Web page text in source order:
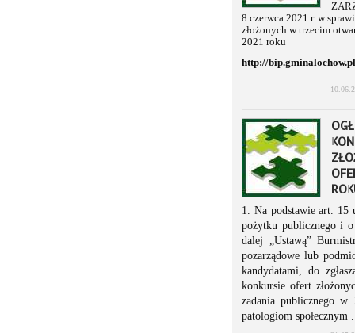
8 czerwca 2021 r. w
złożonych w trzecim
2021 roku
http://
1. Na podstawie art. 15
pożytku publicznego i
dalej „Ustawą”
pozarządowe lub
kandydatami, do
konkursie ofert
zadania publicznego w
patologiom społecznym